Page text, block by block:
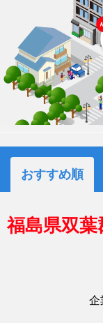
おすすめ順
福島県双
企